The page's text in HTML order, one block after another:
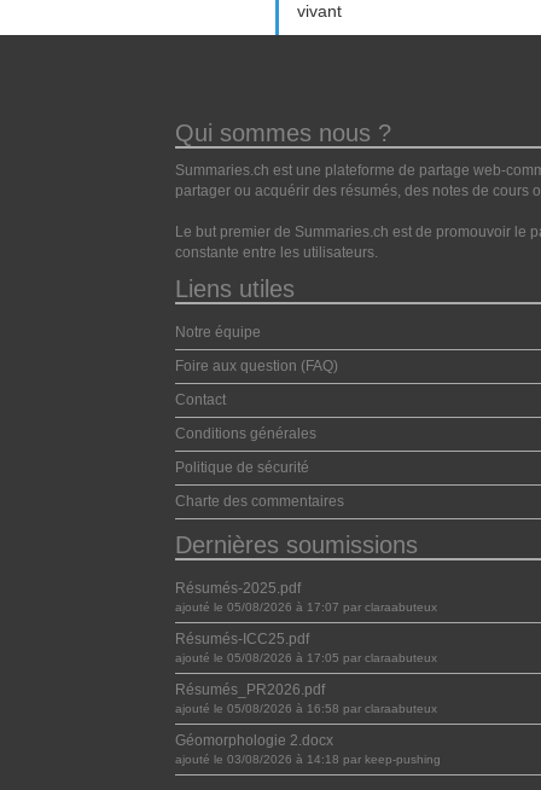
vivant
Qui sommes nous ?
Summaries.ch est une plateforme de partage web-
partager ou acquérir des résumés, des notes de cours
Le but premier de Summaries.ch est de promouvoir le
constante entre les utilisateurs.
Liens utiles
Notre équipe
Foire aux question (FAQ)
Contact
Conditions générales
Politique de sécurité
Charte des commentaires
Dernières soumissions
Résumés-2025.pdf
ajouté le 05/08/2026 à 17:07 par claraabuteux
Résumés-ICC25.pdf
ajouté le 05/08/2026 à 17:05 par claraabuteux
Résumés_PR2026.pdf
ajouté le 05/08/2026 à 16:58 par claraabuteux
Géomorphologie 2.docx
ajouté le 03/08/2026 à 14:18 par keep-pushing